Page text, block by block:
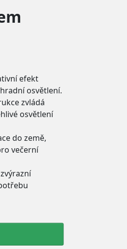
efekt
osvětlení.
zvládá
osvětlení
do země,
večerní